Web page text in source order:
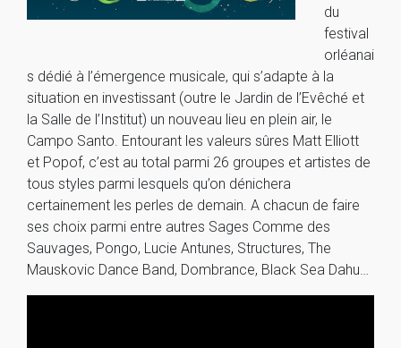
du
festival
orléanai
s dédié à l’émergence musicale, qui s’adapte à la
situation en investissant (outre le Jardin de l’Evêché et
la Salle de l’Institut) un nouveau lieu en plein air, le
Campo Santo. Entourant les valeurs sûres Matt Elliott
et Popof, c’est au total parmi 26 groupes et artistes de
tous styles parmi lesquels qu’on dénichera
certainement les perles de demain. A chacun de faire
ses choix parmi entre autres Sages Comme des
Sauvages, Pongo, Lucie Antunes, Structures, The
Mauskovic Dance Band, Dombrance, Black Sea Dahu…